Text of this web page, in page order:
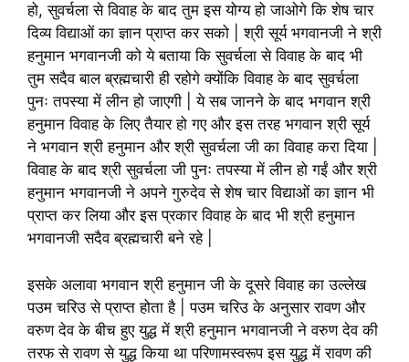
हो, सुवर्चला से विवाह के बाद तुम इस योग्य हो जाओगे कि शेष चार
दिव्य विद्याओं का ज्ञान प्राप्त कर सको | श्री सूर्य भगवानजी ने श्री
हनुमान भगवानजी को ये बताया कि सुवर्चला से विवाह के बाद भी
तुम सदैव बाल ब्रह्मचारी ही रहोगे क्योंकि विवाह के बाद सुवर्चला
पुनः तपस्या में लीन हो जाएगी | ये सब जानने के बाद भगवान श्री
हनुमान विवाह के लिए तैयार हो गए और इस तरह भगवान श्री सूर्य
ने भगवान श्री हनुमान और श्री सुवर्चला जी का विवाह करा दिया |
विवाह के बाद श्री सुवर्चला जी पुनः तपस्या में लीन हो गईं और श्री
हनुमान भगवानजी ने अपने गुरुदेव से शेष चार विद्याओं का ज्ञान भी
प्राप्त कर लिया और इस प्रकार विवाह के बाद भी श्री हनुमान
भगवानजी सदैव ब्रह्मचारी बने रहे |
इसके अलावा भगवान श्री हनुमान जी के दूसरे विवाह का उल्लेख
पउम चरिउ से प्राप्त होता है | पउम चरिउ के अनुसार रावण और
वरुण देव के बीच हुए युद्ध में श्री हनुमान भगवानजी ने वरुण देव की
तरफ से रावण से युद्ध किया था परिणामस्वरूप इस युद्ध में रावण की